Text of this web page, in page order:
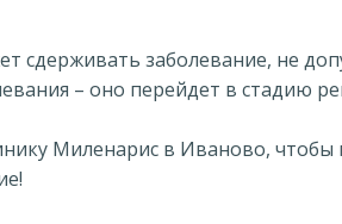
сдерживать заболевание, не
– оно перейдет в стадию
Миленарис в Иваново,